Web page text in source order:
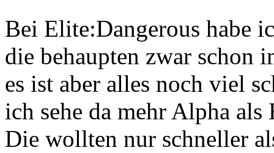
Bei Elite:Dangerous habe
die behaupten zwar schon
es ist aber alles noch viel
ich sehe da mehr Alpha
Die wollten nur schneller